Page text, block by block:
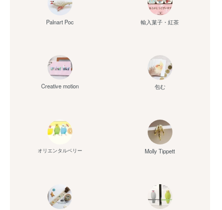
Palnart Poc 輸入菓子・紅茶
Creative motion 包む
オリエンタルベリー Molly Tippett